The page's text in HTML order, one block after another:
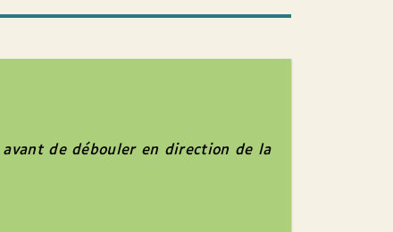
de débouler en direction de la